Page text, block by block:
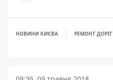
НОВИНИ КИЄВА РЕМОНТ ДОРІГ